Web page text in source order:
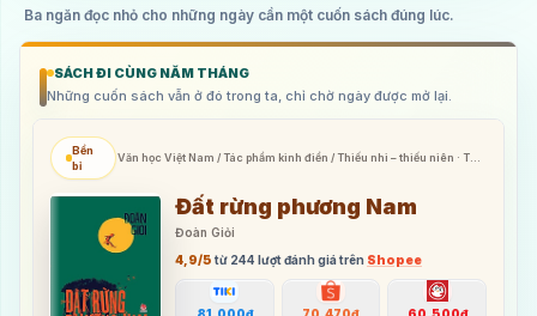
Ba ngăn đọc nhỏ cho những ngày cần một cuốn sách đúng lúc.
SÁCH ĐI CÙNG NĂM THÁNG
Những cuốn sách vẫn ở đó trong ta, chỉ chờ ngày được mở lại.
Bền
bỉ
Văn học Việt Nam / Tác phẩm kinh điển / Thiếu nhi – thiếu niên · Từ 9
Đất rừng phương Nam
Đoàn Giỏi
4,9/5 từ 244 lượt đánh giá trên Shopee